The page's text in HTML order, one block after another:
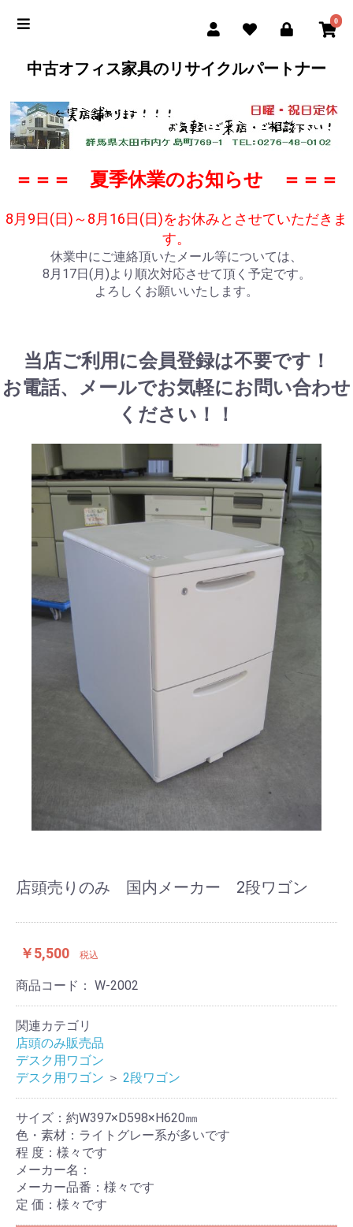
0
中古オフィス家具のリサイクルパートナー
＝＝＝ 夏季休業のお知らせ ＝＝＝
8月9日(日)～8月16日(日)をお休みとさせていただきま
す。
休業中にご連絡頂いたメール等については、
8月17日(月)より順次対応させて頂く予定です。
よろしくお願いいたします。
当店ご利用に会員登録は不要です！
お電話、メールでお気軽にお問い合わせ
ください！！
店頭売りのみ 国内メーカー 2段ワゴン
￥5,500 税込
商品コード： W-2002
関連カテゴリ
店頭のみ販売品
デスク用ワゴン
デスク用ワゴン ＞ 2段ワゴン
サイズ：約W397×D598×H620㎜
色・素材：ライトグレー系が多いです
程 度：様々です
メーカー名：
メーカー品番：様々です
定 価：様々です